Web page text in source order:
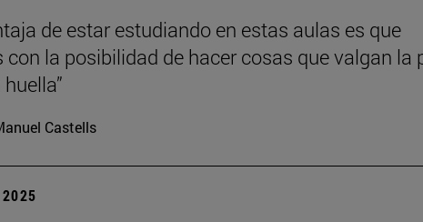
de estar estudiando en estas aulas es que
con la posibilidad de hacer cosas que valgan la
Castells